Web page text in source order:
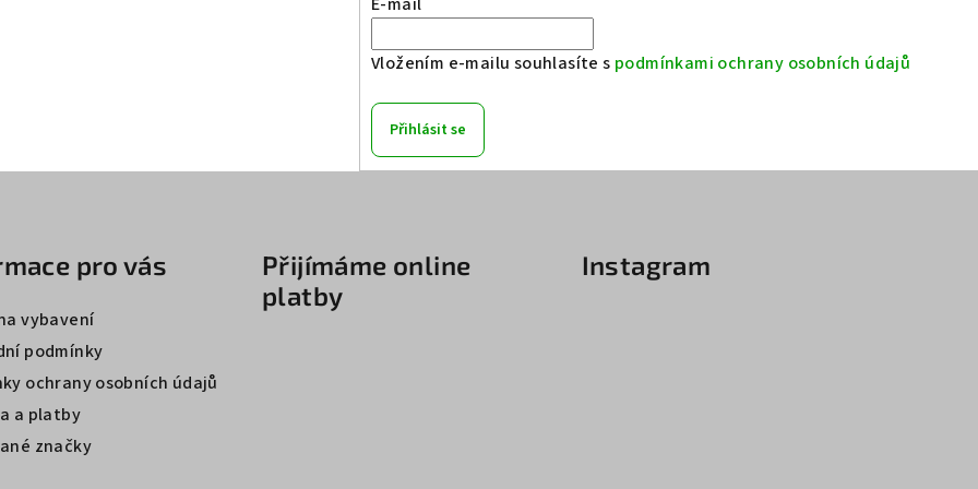
Vložením e-mailu souhlasíte s podmínkami ochrany osobních údajů
Přihlásit se
pro vás
vybavení
podmínky
ochrany osobních údajů
a platby
značky
Přijímáme online
platby
Instagram